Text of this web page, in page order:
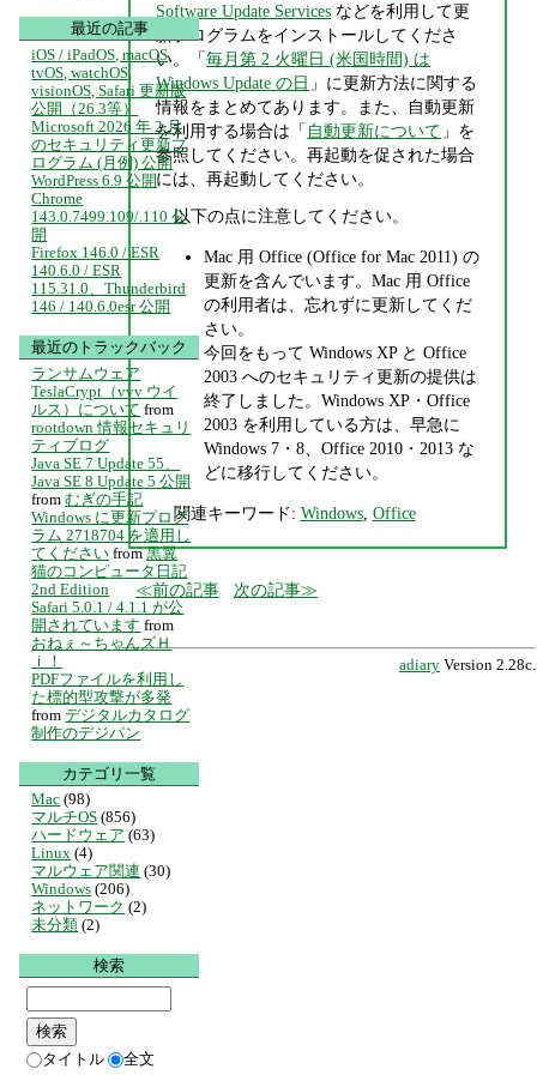
Software Update Services などを利用して更
新プログラムをインストールしてくださ
い。「毎月第 2 火曜日 (米国時間) は
Windows Update の日 」に更新方法に関する
情報をまとめてあります。また、自動更新
を利用する場合は「 自動更新について 」を
参照してください。再起動を促された場合
には、再起動してください。
以下の点に注意してください。
Mac 用 Office (Office for Mac 2011) の
更新を含んでいます。Mac 用 Office
の利用者は、忘れずに更新してくだ
さい。
今回をもって Windows XP と Office
2003 へのセキュリティ更新の提供は
終了しました。Windows XP・Office
2003 を利用している方は、早急に
Windows 7・8、Office 2010・2013 な
どに移行してください。
関連キーワード: Windows, Office
前の記事 次の記事
adiary Version 2.28c.
最近の記事
iOS / iPadOS, macOS,
tvOS, watchOS,
visionOS, Safari 更新版
公開（26.3等）
Microsoft 2026 年 2 月
のセキュリティ更新プ
ログラム (月例) 公開
WordPress 6.9 公開
Chrome
143.0.7499.109/.110 公
開
Firefox 146.0 / ESR
140.6.0 / ESR
115.31.0、Thunderbird
146 / 140.6.0esr 公開
最近のトラックバック
ランサムウェア
TeslaCrypt（vvv ウイ
ルス）について from
rootdown 情報セキュリ
ティブログ
Java SE 7 Update 55、
Java SE 8 Update 5 公開
from むぎの手記
Windows に更新プログ
ラム 2718704 を適用し
てください from 黒翼
猫のコンピュータ日記
2nd Edition
Safari 5.0.1 / 4.1.1 が公
開されています from
おねぇ～ちゃんズＨ
ｉ！
PDFファイルを利用し
た標的型攻撃が多発
from デジタルカタログ
制作のデジパン
カテゴリ一覧
Mac (98)
マルチOS (856)
ハードウェア (63)
Linux (4)
マルウェア関連 (30)
Windows (206)
ネットワーク (2)
未分類 (2)
検索
タイトル 全文